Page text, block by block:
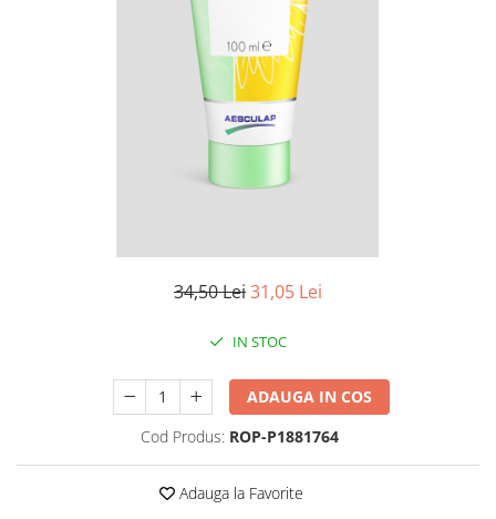
Altele-Suplimente alimentare
34,50 Lei31,05 Lei
IN STOC
ADAUGA IN COS
Cod Produs: ROP-P1881764
Adauga la Favorite